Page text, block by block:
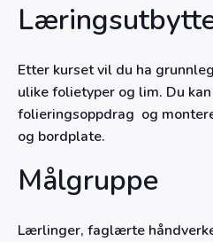
Etter kurset vil du ha
ulike folietyper og lim. Du
folieringsoppdrag og
og bordplate.
Målgruppe
Lærlinger, faglærte